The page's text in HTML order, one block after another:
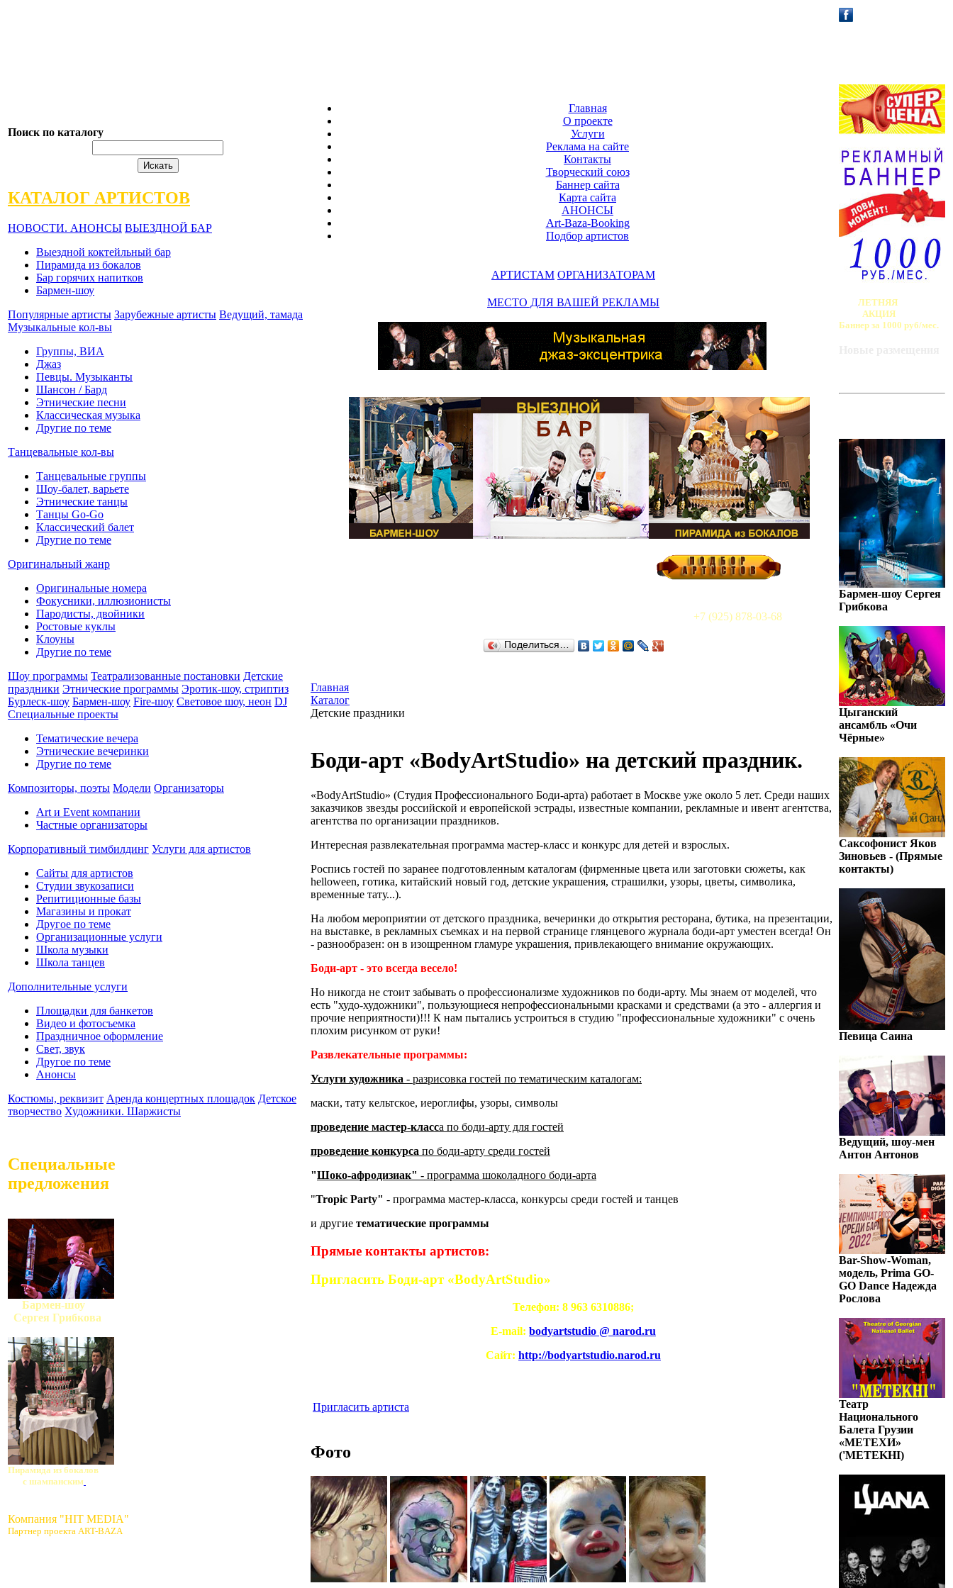
Поиск по каталогу
КАТАЛОГ АРТИСТОВ
НОВОСТИ. АНОНСЫ ВЫЕЗДНОЙ БАР
Выездной коктейльный бар
Пирамида из бокалов
Бар горячих напитков
Бармен-шоу
Популярные артисты Зарубежные артисты Ведущий, тамада
Музыкальные кол-вы
Группы, ВИА
Джаз
Певцы. Музыканты
Шансон / Бард
Этнические песни
Классическая музыка
Другие по теме
Танцевальные кол-вы
Танцевальные группы
Шоу-балет, варьете
Этнические танцы
Танцы Go-Go
Классический балет
Другие по теме
Оригинальный жанр
Оригинальные номера
Фокусники, иллюзионисты
Пародисты, двойники
Ростовые куклы
Клоуны
Другие по теме
Шоу программы Театрализованные постановки Детские
праздники Этнические программы Эротик-шоу, стриптиз
Бурлеск-шоу Бармен-шоу Fire-шоу Световое шоу, неон DJ
Специальные проекты
Тематические вечера
Этнические вечеринки
Другие по теме
Композиторы, поэты Модели Организаторы
Art и Event компании
Частные организаторы
Корпоративный тимбилдинг Услуги для артистов
Сайты для артистов
Студии звукозаписи
Репитиционные базы
Магазины и прокат
Другое по теме
Организационные услуги
Школа музыки
Школа танцев
Дополнительные услуги
Площадки для банкетов
Видео и фотосъемка
Праздничное оформление
Свет, звук
Другое по теме
Анонсы
Костюмы, реквизит Аренда концертных площадок Детское
творчество Художники. Шаржисты
Специальные
предложения
Бармен-шоу
Сергея Грибкова
Пирамида из бокалов
с шампанским
Компания "HIT MEDIA"
Партнер проекта ART-BAZA
Главная
О проекте
Услуги
Реклама на сайте
Контакты
Творческий союз
Баннер сайта
Карта сайта
АНОНСЫ
Art-Baza-Booking
Подбор артистов
АРТИСТАМ ОРГАНИЗАТОРАМ
МЕСТО ДЛЯ ВАШЕЙ РЕКЛАМЫ
+7 (925) 878-03-68
Поделиться…
Главная
Каталог
Детские праздники
Боди-арт «BodyArtStudio» на детский праздник.
«BodyArtStudio» (Студия Профессионального Боди-арта) работает в Москве уже около 5 лет. Среди наших
заказчиков звезды российской и европейской эстрады, известные компании, рекламные и ивент агентства,
агентства по организации праздников.
Интересная развлекательная программа мастер-класс и конкурс для детей и взрослых.
Роспись гостей по заранее подготовленным каталогам (фирменные цвета или заготовки сюжеты, как
helloween, готика, китайский новый год, детские украшения, страшилки, узоры, цветы, символика,
временные тату...).
На любом мероприятии от детского праздника, вечеринки до открытия ресторана, бутика, на презентации,
на выставке, в рекламных съемках и на первой странице глянцевого журнала боди-арт уместен всегда! Он
- разнообразен: он в изощренном гламуре украшения, привлекающего внимание окружающих.
Боди-арт - это всегда весело!
Но никогда не стоит забывать о профессионализме художников по боди-арту. Мы знаем от моделей, что
есть "худо-художники", пользующиеся непрофессиональными красками и средствами (а это - аллергия и
прочие неприятности)!!! К нам пытались устроиться в студию "профессиональные художники" с очень
плохим рисунком от руки!
Развлекательные программы:
Услуги художника - разрисовка гостей по тематическим каталогам:
маски, тату кельтское, иероглифы, узоры, символы
проведение мастер-класса по боди-арту для гостей
проведение конкурса по боди-арту среди гостей
"Шоко-афродизиак" - программа шоколадного боди-арта
"Tropic Party" - программа мастер-класса, конкурсы среди гостей и танцев
и другие тематические программы
Прямые контакты артистов:
Пригласить Боди-арт «BodyArtStudio»
Телефон: 8 963 6310886;
E-mail: bodyartstudio @ narod.ru
Сайт: http://bodyartstudio.narod.ru
Пригласить артиста
Фото
ЛЕТНЯЯ
АКЦИЯ
Баннер за 1000 руб/мес.
Бармен-шоу Сергея
Грибкова
Цыганский
ансамбль «Очи
Чёрные»
Саксофонист Яков
Зиновьев - (Прямые
контакты)
Певица Саина
Ведущий, шоу-мен
Антон Антонов
Bar-Show-Woman,
модель, Prima GO-
GO Dance Надежда
Рослова
Театр
Национального
Балета Грузии
«МЕТЕХИ»
('METEKHI)